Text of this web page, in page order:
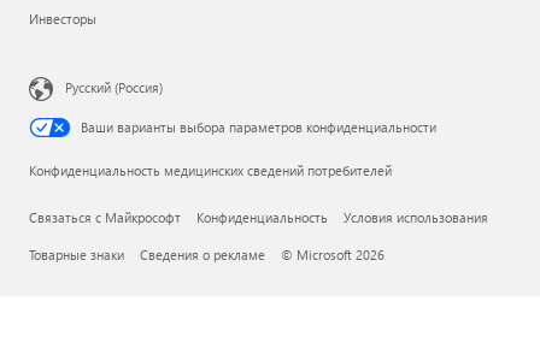
Инвесторы
Русский (Россия)
Ваши варианты выбора параметров конфиденциальности
Конфиденциальность медицинских сведений потребителей
Связаться с Майкрософт Конфиденциальность Условия использования
Товарные знаки Сведения о рекламе © Microsoft 2026